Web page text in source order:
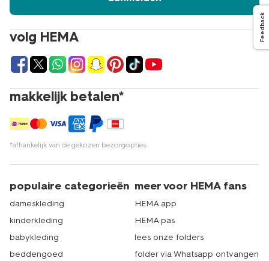
volg HEMA
makkelijk betalen*
*afhankelijk van de gekozen bezorgopties
populaire categorieën
dameskleding
kinderkleding
babykleding
beddengoed
meer voor HEMA fans
HEMA app
HEMA pas
lees onze folders
folder via Whatsapp ontvangen
Feedback